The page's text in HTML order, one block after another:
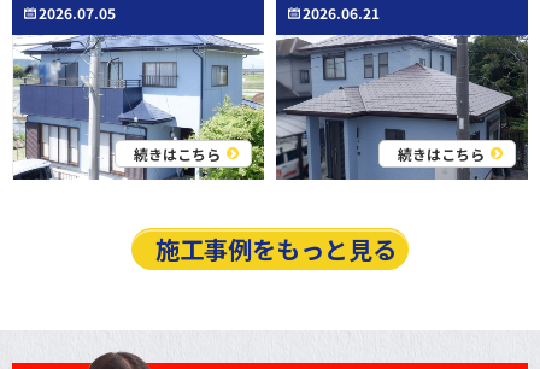
2026.07.05
続きはこちら
2026.06.21
続きはこちら
施工事例をもっと見る